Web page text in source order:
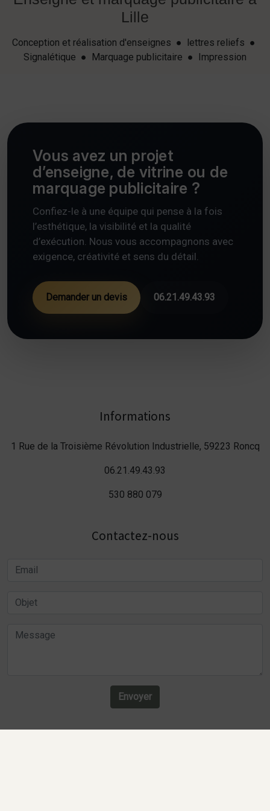
Lille
Conception et réalisation d'enseignes ● lettres reliefs ●
Signalétique ● Marquage publicitaire ● Impression
Vous avez un projet
d’enseigne, de vitrine ou de
marquage publicitaire ?
Confiez-le à une équipe qui pense à la fois
l’esthétique, la visibilité et la qualité
d’exécution. Nous vous accompagnons avec
exigence, créativité et sens du détail.
Demander un devis 06.21.49.43.93
Informations
1 Rue de la Troisième Révolution Industrielle, 59223 Roncq
06.21.49.43.93
530 880 079
Contactez-nous
Envoyer